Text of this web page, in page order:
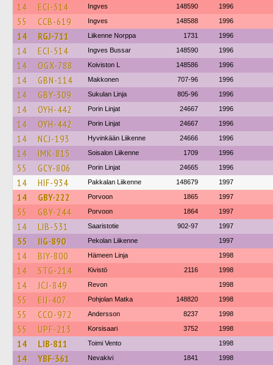
14 ECI-514 Ingves 148590 1996
55 CCB-619 Ingves 148588 1996
14 RGJ-711 Liikenne Norppa 1731 1996
14 ECI-514 Ingves Bussar 148590 1996
14 OGX-788 Koiviston L 148586 1996
14 GBN-114 Makkonen 707-96 1996
14 GBY-309 Sukulan Linja 805-96 1996
14 OYH-442 Porin Linjat 24667 1996
14 OYH-442 Porin Linjat 24667 1996
14 NCJ-193 Hyvinkään Liikenne 24666 1996
14 IMK-815 Soisalon Liikenne 1709 1996
55 GCY-806 Porin Linjat 24665 1996
14 HIF-934 Pakkalan Liikenne 148679 1997
14 GBY-222 Porvoon 1865 1997
55 GBY-244 Porvoon 1864 1997
14 LIB-531 Saaristotie 902-97 1997
55 IIG-890 Pekolan Liikenne 1997
14 BIY-800 Hämeen Linja 1998
14 STG-214 Kivistö 2116 1998
14 JCJ-849 Revon 1998
55 EIJ-407 Pohjolan Matka 148820 1998
55 CCO-972 Andersson 8237 1998
55 UPF-213 Korsisaari 3752 1998
14 LIB-811 Toimi Vento 1998
14 YBF-361 Nevakivi 1841 1998